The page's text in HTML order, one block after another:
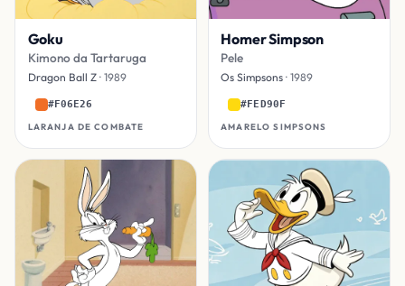
Goku
Kimono da Tartaruga
Dragon Ball Z· 1989
#F06E26
LARANJA DE COMBATE
Homer Simpson
Pele
Os Simpsons · 1989
#FED90F
AMARELO SIMPSONS